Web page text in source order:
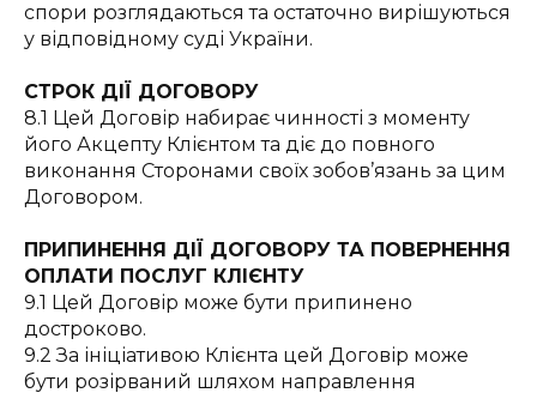
спори розглядаються та остаточно вирішуються
у відповідному суді України.
СТРОК ДІЇ ДОГОВОРУ
8.1 Цей Договір набирає чинності з моменту
його Акцепту Клієнтом та діє до повного
виконання Сторонами своїх зобов’язань за цим
Договором.
ПРИПИНЕННЯ ДІЇ ДОГОВОРУ ТА ПОВЕРНЕННЯ
ОПЛАТИ ПОСЛУГ КЛІЄНТУ
9.1 Цей Договір може бути припинено
достроково.
9.2 За ініціативою Клієнта цей Договір може
бути розірваний шляхом направлення